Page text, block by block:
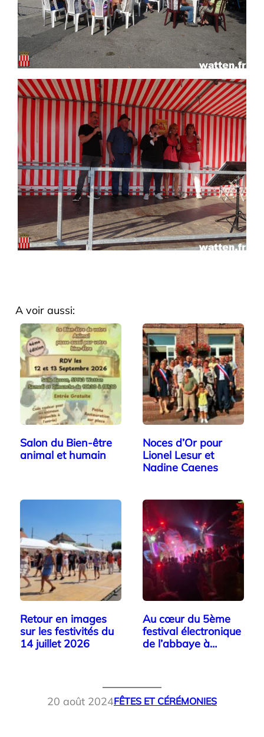
A voir aussi:
Salon du Bien-être
animal et humain
Noces d’Or pour
Lionel Lesur et
Nadine Caenes
Retour en images
sur les festivités du
14 juillet 2026
Au cœur du 5ème
festival électronique
de l’abbaye à
20 août 2024FÊTES ET CÉRÉMONIES